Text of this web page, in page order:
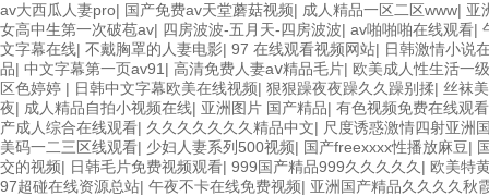
av大西瓜人妻pro| 国产免费av天堂蘑菇视频| 成人精品一区二区www| 亚
女高中生第一次破苞av| 四房波波-五月天-四房波波| av啪啪啪在线观看|
文字幕在线| 不戴胸罩的人妻电影| 97 在线观看视频网站| 日韩激情小说
品| 中文字幕第一页av91 | 高清免费人妻aⅴ精品毛片| 欧美成人性生活一
区色婷婷 | 日韩中文字幕欧美在线视频| 狠狠躁夜夜躁久久躁别揉| 丝袜
夜| 成人精品自拍小视频在线| 亚洲图片 国产精品| 有色视频免费在线观看
产成人综合在线观看| 久久久久久久久精品中文| 尺度诱惑激情四射亚洲
美码一二三区线观看| 少妇人妻系列500视频| 国产freexxxx性播放麻豆|
交的视频| 日韩毛片免费视频观看| 999国产精品999久久久久久 | 欧美特
97超碰在线资源总站| 午夜不卡在线免费视频| 亚洲国产精品久久久久秋